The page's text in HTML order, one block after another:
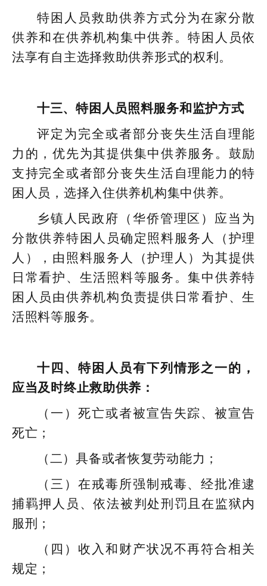
特困人员救助供养方式分为在家分散
供养和在供养机构集中供养。特困人员依
法享有自主选择救助供养形式的权利。
十三、特困人员照料服务和监护方式
评定为完全或者部分丧失生活自理能
力的，优先为其提供集中供养服务。鼓励
支持完全或者部分丧失生活自理能力的特
困人员，选择入住供养机构集中供养。
乡镇人民政府（华侨管理区）应当为
分散供养特困人员确定照料服务人（护理
人），由照料服务人（护理人）为其提供
日常看护、生活照料等服务。集中供养特
困人员由供养机构负责提供日常看护、生
活照料等服务。
十四、特困人员有下列情形之一的，
应当及时终止救助供养：
（一）死亡或者被宣告失踪、被宣告
死亡；
（二）具备或者恢复劳动能力；
（三）在戒毒所强制戒毒、经批准逮
捕羁押人员、依法被判处刑罚且在监狱内
服刑；
（四）收入和财产状况不再符合相关
规定；